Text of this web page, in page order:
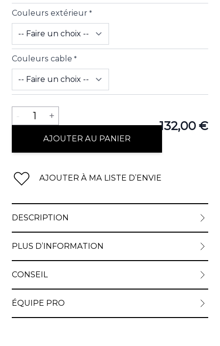
View
Couleurs extérieur *
Couleurs cable *
132,00 €
Quantité
- 1 +
AJOUTER AU PANIER
AJOUTER À MA LISTE D’ENVIE
DESCRIPTION
PLUS D’INFORMATION
CONSEIL
ÉQUIPE PRO